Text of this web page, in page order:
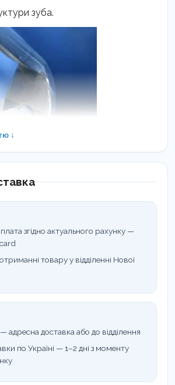
зуба.
вістря інструменту
може виявитись занадто
↓
згідно актуального рахунку —
товару у відділенні Нової
адресна доставка або до відділення
по Україні — 1–2 дні з моменту